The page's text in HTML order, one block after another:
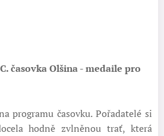
časovka Olšina - medaile pro
programu časovku. Pořadatelé si
hodně zvlněnou trať, která